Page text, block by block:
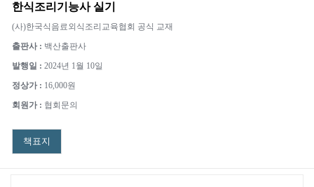
한식조리기능사 실기
(사)한국식음료외식조리교육협회 공식 교재
출판사 : 백산출판사
발행일 :2024년 1월 10일
정상가 : 16,000원
회원가 : 협회문의
책표지